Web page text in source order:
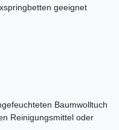
geeignet
Baumwolltuch
Reinigungsmittel oder